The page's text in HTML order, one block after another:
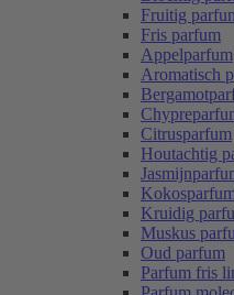
Fruitig
Fris parfum
Appelparfum
Aromatisch
Citrusparfum
Houtachtig
Kokosparfum
Kruidig
Muskus
Oud parfum
Parfum fris